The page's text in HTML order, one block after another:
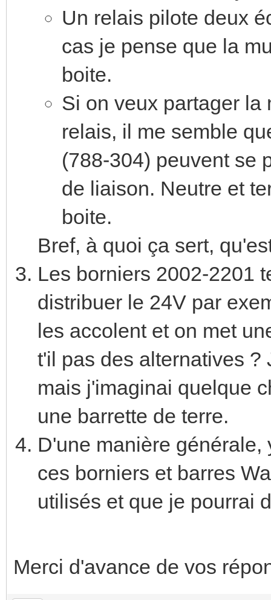
Un relais pilote deux
cas je pense que la
boite.
Si on veux partager la
relais, il me semble
(788-304) peuvent se
de liaison. Neutre et
boite.
Bref, à quoi ça sert,
Les borniers 2002-2201
distribuer le 24V par
les accolent et on met
t'il pas des alternatives ?
mais j'imaginai quelque
une barrette de terre.
D'une manière
ces borniers et barres
utilisés et que je pourrai
Merci d'avance de vos